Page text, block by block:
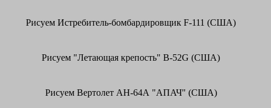
Рисуем Истребитель-бомбардировщик F-111 (США)
Рисуем "Летающая крепость" B-52G (США)
Рисуем Вертолет АН-64А "АПАЧ" (США)